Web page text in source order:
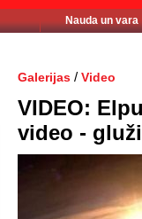
Nauda un vara
Galerijas / Video
VIDEO:
video -